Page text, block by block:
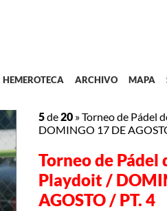
HEMEROTECA ARCHIVO MAPA
5de20 »Torneo de Pádel
DOMINGO 17 DE
Torneo de Pádel
Playdoit /
AGOSTO / PT. 4